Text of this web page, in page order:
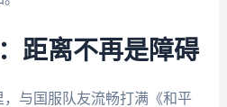
距离不再是障碍
与国服队友流畅打满《和平